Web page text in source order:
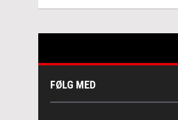
FØLG MED